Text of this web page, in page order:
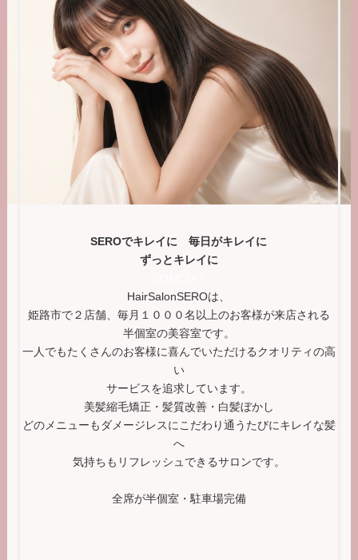
SEROでキレイに 毎日がキレイに
ずっとキレイに
HairSalonSEROは、
姫路市で２店舗、毎月１０００名以上のお客様が来店される
半個室の美容室です。
一人でもたくさんのお客様に喜んでいただけるクオリティの高
い
サービスを追求しています。
美髪縮毛矯正・髪質改善・白髪ぼかし
どのメニューもダメージレスにこだわり通うたびにキレイな髪
へ
気持ちもリフレッシュできるサロンです。
全席が半個室・駐車場完備